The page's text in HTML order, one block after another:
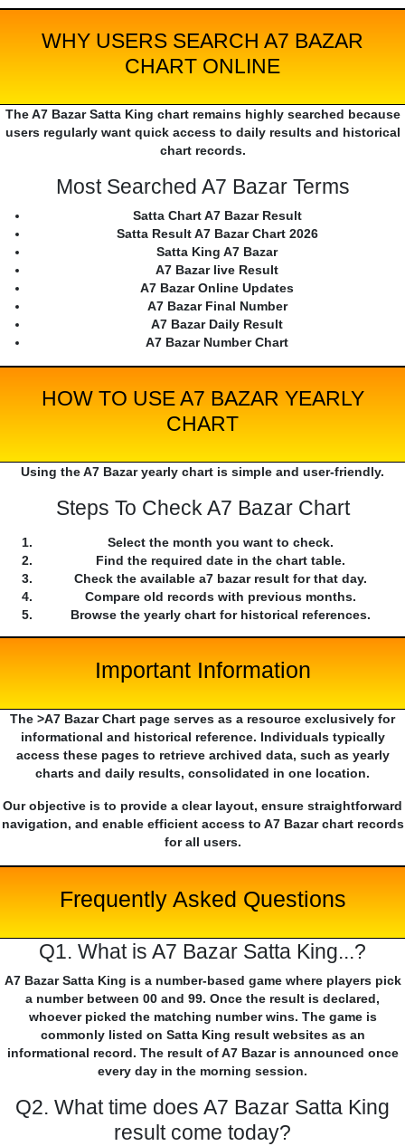
WHY USERS SEARCH A7 BAZAR
CHART ONLINE
The A7 Bazar Satta King chart remains highly searched because
users regularly want quick access to daily results and historical
chart records.
Most Searched A7 Bazar Terms
Satta Chart A7 Bazar Result
Satta Result A7 Bazar Chart 2026
Satta King A7 Bazar
A7 Bazar live Result
A7 Bazar Online Updates
A7 Bazar Final Number
A7 Bazar Daily Result
A7 Bazar Number Chart
HOW TO USE A7 BAZAR YEARLY
CHART
Using the A7 Bazar yearly chart is simple and user-friendly.
Steps To Check A7 Bazar Chart
Select the month you want to check.
Find the required date in the chart table.
Check the available a7 bazar result for that day.
Compare old records with previous months.
Browse the yearly chart for historical references.
Important Information
The >A7 Bazar Chart page serves as a resource exclusively for
informational and historical reference. Individuals typically
access these pages to retrieve archived data, such as yearly
charts and daily results, consolidated in one location.
Our objective is to provide a clear layout, ensure straightforward
navigation, and enable efficient access to A7 Bazar chart records
for all users.
Frequently Asked Questions
Q1. What is A7 Bazar Satta King...?
A7 Bazar Satta King is a number-based game where players pick
a number between 00 and 99. Once the result is declared,
whoever picked the matching number wins. The game is
commonly listed on Satta King result websites as an
informational record. The result of A7 Bazar is announced once
every day in the morning session.
Q2. What time does A7 Bazar Satta King
result come today?